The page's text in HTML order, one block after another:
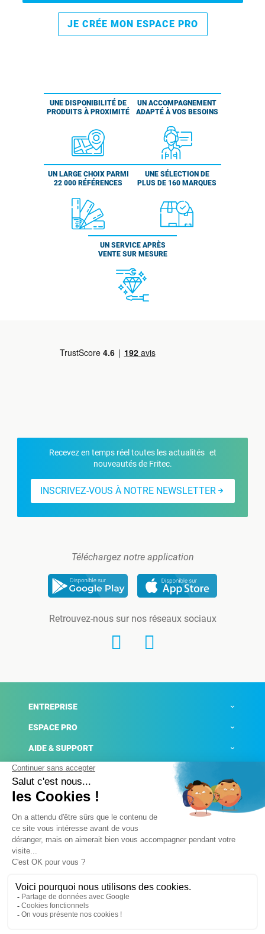
JE CRÉE MON ESPACE PRO
UNE DISPONIBILITÉ DE
PRODUITS À PROXIMITÉ
UN ACCOMPAGNEMENT
ADAPTÉ À VOS BESOINS
UN LARGE CHOIX PARMI
22 000 RÉFÉRENCES
UNE SÉLECTION DE
PLUS DE 160 MARQUES
UN SERVICE APRÈS
VENTE SUR MESURE
Recevez en temps réel toutes les actualités et
nouveautés de Fritec.
INSCRIVEZ-VOUS À NOTRE NEWSLETTER
Téléchargez notre application
Retrouvez-nous sur nos réseaux sociaux
ENTREPRISE
ESPACE PRO
AIDE & SUPPORT
ACTUALITÉS
Mentions légales
Conditions générales de ventes
Plateforme de signalement